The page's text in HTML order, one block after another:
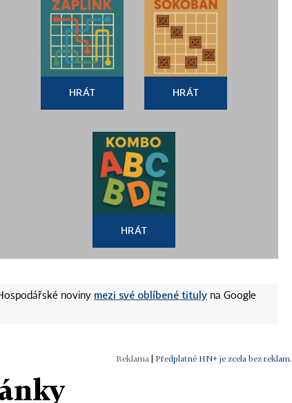
HRÁT HRÁT
HRÁT
noviny mezi své oblíbené tituly na Google
| Předplatné HN+ je zcela bez reklam.